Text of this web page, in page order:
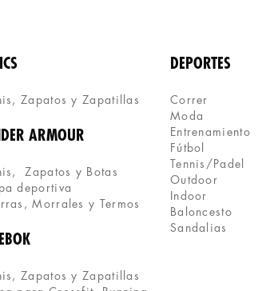
Zapatos y Zapatillas
ARMOUR
Zapatos y Botas
deportiva
Morrales y Termos
Zapatos y Zapatillas
DEPORTES
Correr
Moda
Entrenamiento
Fútbol
Tennis/Padel
Outdoor
Indoor
Baloncesto
Sandalias